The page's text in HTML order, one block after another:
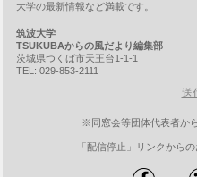
大学の最新情報など満載です。
筑波大学
TSUKUBAからの風だより編集部
茨城県つくば市天王台1-1-1
TEL: 029-853-2111
送
※同窓会等団体代表者か
「配信停止」リンクから